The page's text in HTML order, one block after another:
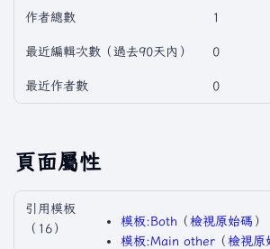
作者總數 1
最近編輯次數（過去90天內） 0
最近作者數 0
頁面屬性
引用模板
（16）
模板:Both ​（檢視原始碼 ）​
模板:Main other ​（檢視原